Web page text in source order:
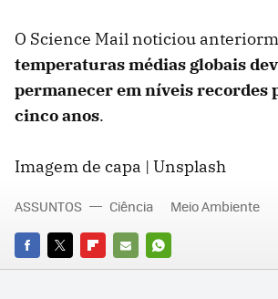
O Science Mail noticiou
temperaturas médias globais
permanecer em níveis recordes
cinco anos.
Imagem de capa | Unsplash
FACEBOOK
TWITTERFLIPBOARD
E-
WHATSAPP
ASSUNTOS Ciência Meio Ambiente